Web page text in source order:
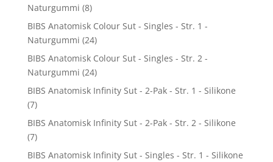
Naturgummi (8)
BIBS Anatomisk Colour Sut - Singles - Str. 1 -
Naturgummi (24)
BIBS Anatomisk Colour Sut - Singles - Str. 2 -
Naturgummi (24)
BIBS Anatomisk Infinity Sut - 2-Pak - Str. 1 - Silikone
(7)
BIBS Anatomisk Infinity Sut - 2-Pak - Str. 2 - Silikone
(7)
BIBS Anatomisk Infinity Sut - Singles - Str. 1 - Silikone